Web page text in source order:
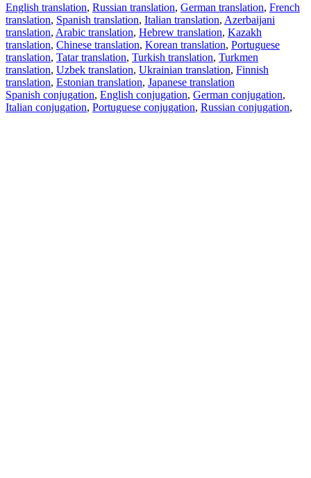
English translation, Russian translation, German translation, French
translation, Spanish translation, Italian translation, Azerbaijani
translation, Arabic translation, Hebrew translation, Kazakh
translation, Chinese translation, Korean translation, Portuguese
translation, Tatar translation, Turkish translation, Turkmen
translation, Uzbek translation, Ukrainian translation, Finnish
translation, Estonian translation, Japanese translation
Spanish conjugation, English conjugation, German conjugation,
Italian conjugation, Portuguese conjugation, Russian conjugation,